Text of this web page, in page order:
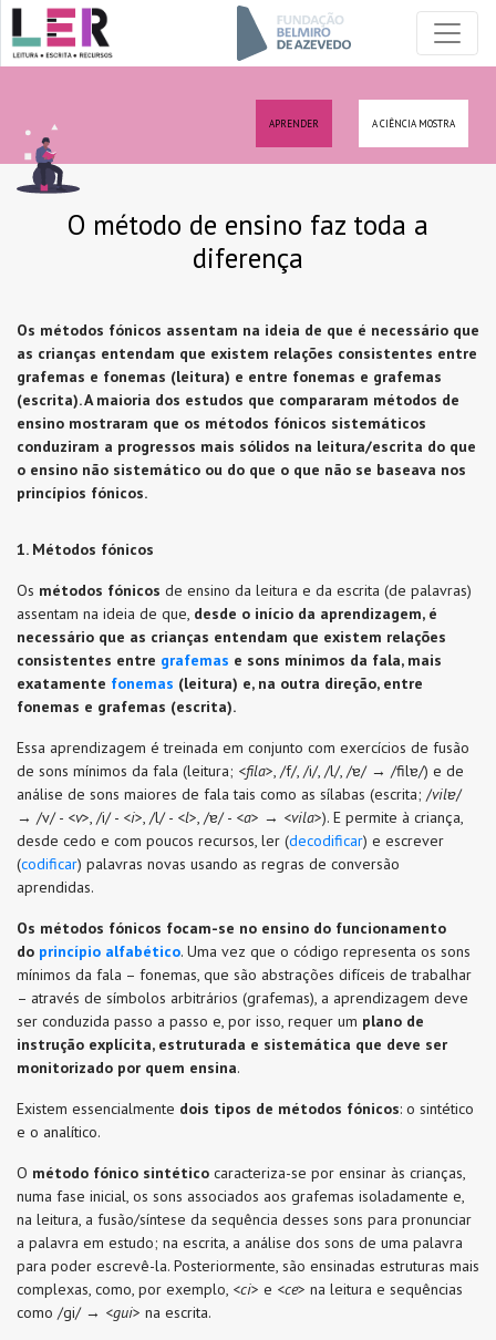
APRENDER A CIÊNCIA MOSTRA
O método de ensino faz toda a
diferença
Os métodos fónicos assentam na ideia de que é necessário que
as crianças entendam que existem relações consistentes entre
grafemas e fonemas (leitura) e entre fonemas e grafemas
(escrita). A maioria dos estudos que compararam métodos de
ensino mostraram que os métodos fónicos sistemáticos
conduziram a progressos mais sólidos na leitura/escrita do que
o ensino não sistemático ou do que o que não se baseava nos
princípios fónicos.
1. Métodos fónicos
Os métodos fónicos de ensino da leitura e da escrita (de palavras)
assentam na ideia de que, desde o início da aprendizagem, é
necessário que as crianças entendam que existem relações
consistentes entre grafemas e sons mínimos da fala, mais
exatamente fonemas (leitura) e, na outra direção, entre
fonemas e grafemas (escrita).
Essa aprendizagem é treinada em conjunto com exercícios de fusão
de sons mínimos da fala (leitura; <fila>, /f/, /i/, /l/, /ɐ/ → /filɐ/) e de
análise de sons maiores de fala tais como as sílabas (escrita; /vilɐ/
→ /v/ - <v>, /i/ - <i>, /l/ - <l>, /ɐ/ - <a> → <vila>). E permite à criança,
desde cedo e com poucos recursos, ler (decodificar) e escrever
(codificar) palavras novas usando as regras de conversão
aprendidas.
Os métodos fónicos focam-se no ensino do funcionamento
do princípio alfabético. Uma vez que o código representa os sons
mínimos da fala – fonemas, que são abstrações difíceis de trabalhar
– através de símbolos arbitrários (grafemas), a aprendizagem deve
ser conduzida passo a passo e, por isso, requer um plano de
instrução explícita, estruturada e sistemática que deve ser
monitorizado por quem ensina.
Existem essencialmente dois tipos de métodos fónicos: o sintético
e o analítico.
O método fónico sintético caracteriza-se por ensinar às crianças,
numa fase inicial, os sons associados aos grafemas isoladamente e,
na leitura, a fusão/síntese da sequência desses sons para pronunciar
a palavra em estudo; na escrita, a análise dos sons de uma palavra
para poder escrevê-la. Posteriormente, são ensinadas estruturas mais
complexas, como, por exemplo, <ci> e <ce> na leitura e sequências
como /gi/ → <gui> na escrita.